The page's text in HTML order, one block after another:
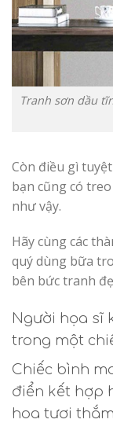
Tranh sơn dầu
Còn điều gì
bạn cũng có
như vậy.
Hãy cùng các
quý dùng bữa
bên bức tranh
Người họa sĩ
trong một
Chiếc bình
điển kết hợp
hoa tươi